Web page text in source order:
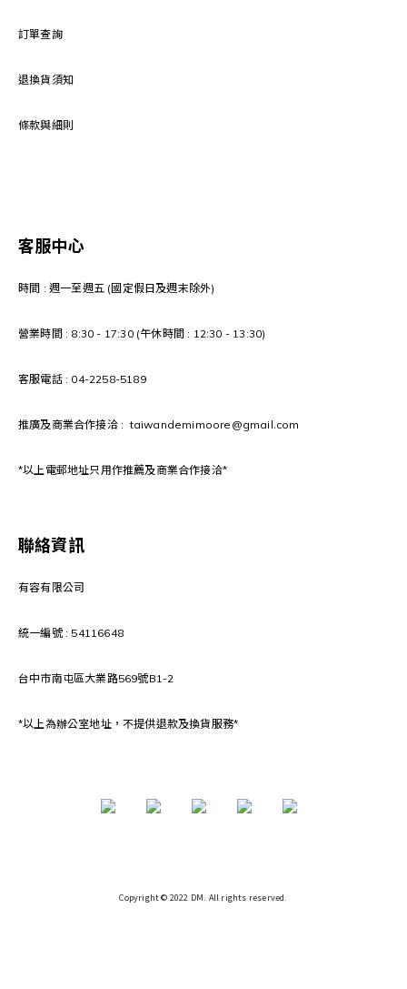
訂單查詢
退換貨須知
條款與細則
客服中心
時間 : 週一至週五 (國定假日及週末除外)
營業時間 : 8:30 - 17:30 (午休時間 : 12:30 - 13:30)
客服電話 : 04-2258-5189
推廣及商業合作接洽 : taiwandemimoore@gmail.com
*以上電郵地址只用作推薦及商業合作接洽*
聯絡資訊
有容有限公司
統一編號 : 54116648
台中市南屯區大業路569號B1-2
*以上為辦公室地址，不提供退款及換貨服務*
Copyright © 2022 DM. All rights reserved.